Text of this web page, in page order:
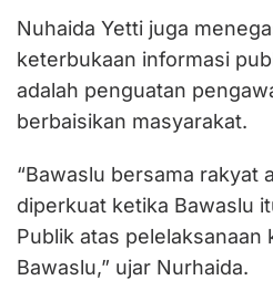
Nuhaida Yetti juga
keterbukaan informasi
adalah penguatan
berbaisikan masyarakat.
“Bawaslu bersama rakyat
diperkuat ketika Bawaslu
Publik atas pelelaksanaan
Bawaslu,” ujar Nurhaida.